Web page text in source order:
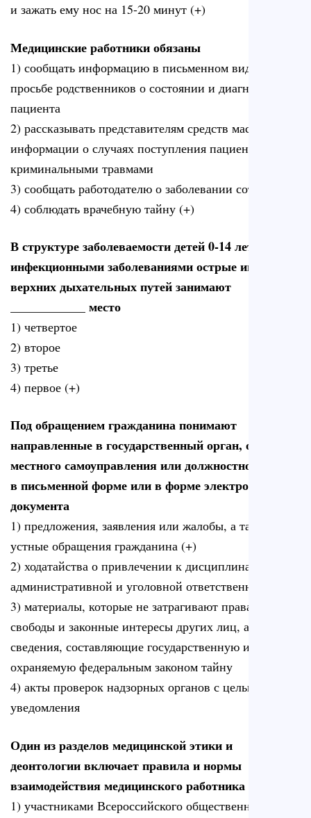
и зажать ему нос на 15-20 минут (+)
Медицинские работники обязаны
1) сообщать информацию в письменном виде по
просьбе родственников о состоянии и диагнозе
пациента
2) рассказывать представителям средств массовой
информации о случаях поступления пациентов с
криминальными травмами
3) сообщать работодателю о заболевании сотрудника
4) соблюдать врачебную тайну (+)
В структуре заболеваемости детей 0-14 лет
инфекционными заболеваниями острые инфекции
верхних дыхательных путей занимают
____________ место
1) четвертое
2) второе
3) третье
4) первое (+)
Под обращением гражданина понимают
направленные в государственный орган, орган
местного самоуправления или должностному лицу
в письменной форме или в форме электронного
документа
1) предложения, заявления или жалобы, а также
устные обращения гражданина (+)
2) ходатайства о привлечении к дисциплинарной,
административной и уголовной ответственности
3) материалы, которые не затрагивают права,
свободы и законные интересы других лиц, а также
сведения, составляющие государственную или иную
охраняемую федеральным законом тайну
4) акты проверок надзорных органов с целью
уведомления
Один из разделов медицинской этики и
деонтологии включает правила и нормы
взаимодействия медицинского работника с
1) участниками Всероссийского общественного